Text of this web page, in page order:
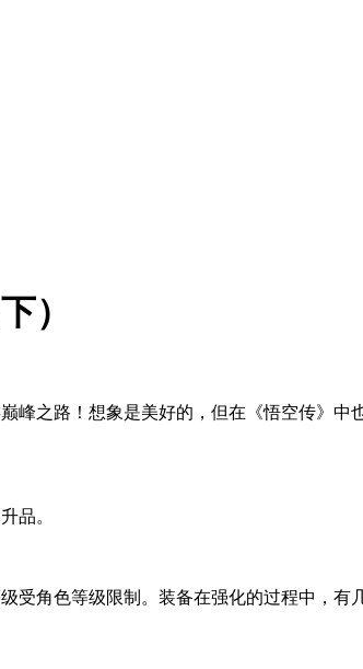
）
峰之路！想象是美好的，但在《悟空传》
品。
角色等级限制。装备在强化的过程中，有